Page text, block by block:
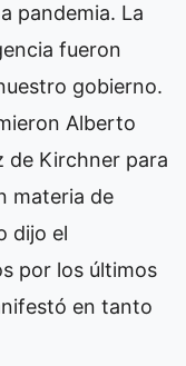
pandemia. La
fueron
gobierno.
Alberto
de Kirchner para
materia de
dijo el
por los últimos
en tanto